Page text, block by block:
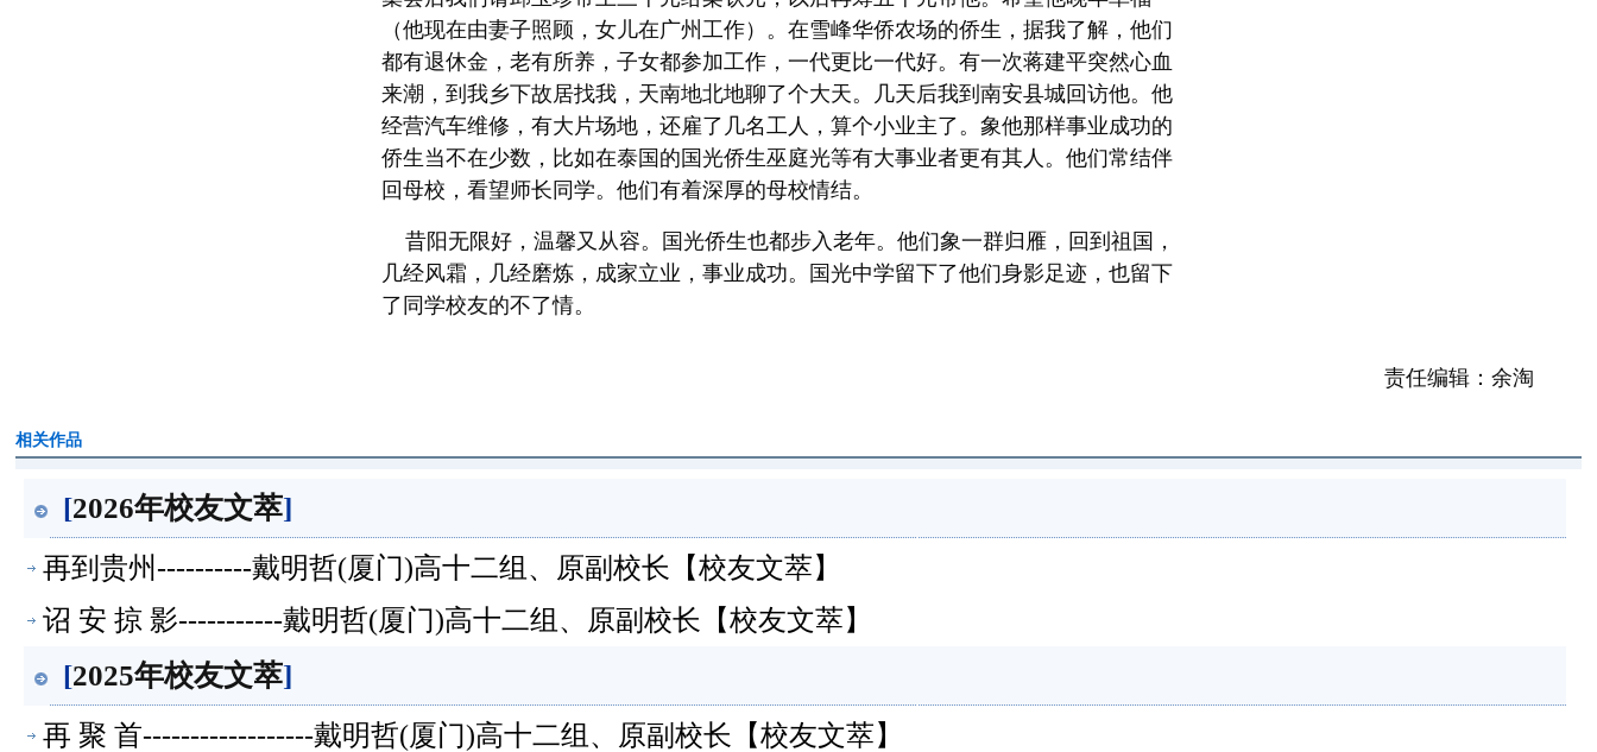
（他现在由妻子照顾，女儿在广州工作）。在雪峰华侨农场的侨生，据我了解，他们
都有退休金，老有所养，子女都参加工作，一代更比一代好。有一次蒋建平突然心血
来潮，到我乡下故居找我，天南地北地聊了个大天。几天后我到南安县城回访他。他
经营汽车维修，有大片场地，还雇了几名工人，算个小业主了。象他那样事业成功的
侨生当不在少数，比如在泰国的国光侨生巫庭光等有大事业者更有其人。他们常结伴
回母校，看望师长同学。他们有着深厚的母校情结。
昔阳无限好，温馨又从容。国光侨生也都步入老年。他们象一群归雁，回到祖国，
几经风霜，几经磨炼，成家立业，事业成功。国光中学留下了他们身影足迹，也留下
了同学校友的不了情。
责任编辑：余淘
相关作品
[2026年校友文萃]
再到贵州----------戴明哲(厦门)高十二组、原副校长【校友文萃】
诏 安 掠 影-----------戴明哲(厦门)高十二组、原副校长【校友文萃】
[2025年校友文萃]
再 聚 首------------------戴明哲(厦门)高十二组、原副校长【校友文萃】